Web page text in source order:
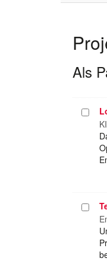
Als